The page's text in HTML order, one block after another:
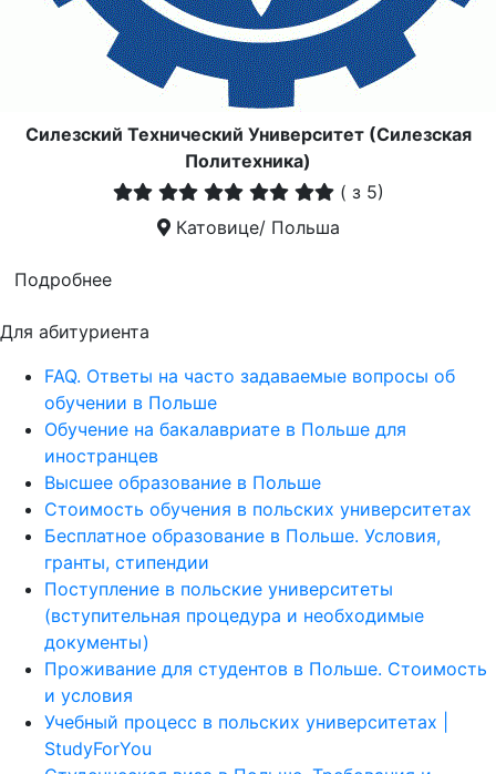
Силезский Технический Университет (Силезская
Политехника)
( з 5)
Катовице/ Польша
Подробнее
Для абитуриента
FAQ. Ответы на часто задаваемые вопросы об
обучении в Польше
Обучение на бакалавриате в Польше для
иностранцев
Высшее образование в Польше
Стоимость обучения в польских университетах
Бесплатное образование в Польше. Условия,
гранты, стипендии
Поступление в польские университеты
(вступительная процедура и необходимые
документы)
Проживание для студентов в Польше. Стоимость
и условия
Учебный процесс в польских университетах |
StudyForYou